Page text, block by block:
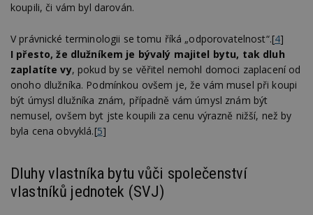
koupili, či vám byl darován.
V právnické terminologii se tomu říká „odporovatelnost“.[4]
I přesto, že dlužníkem je bývalý majitel bytu, tak dluh
zaplatíte vy, pokud by se věřitel nemohl domoci zaplacení od
onoho dlužníka. Podmínkou ovšem je, že vám musel při koupi
být úmysl dlužníka znám, případně vám úmysl znám být
nemusel, ovšem byt jste koupili za cenu výrazně nižší, než by
byla cena obvyklá.[5]
Dluhy vlastníka bytu vůči společenství
vlastníků jednotek (SVJ)